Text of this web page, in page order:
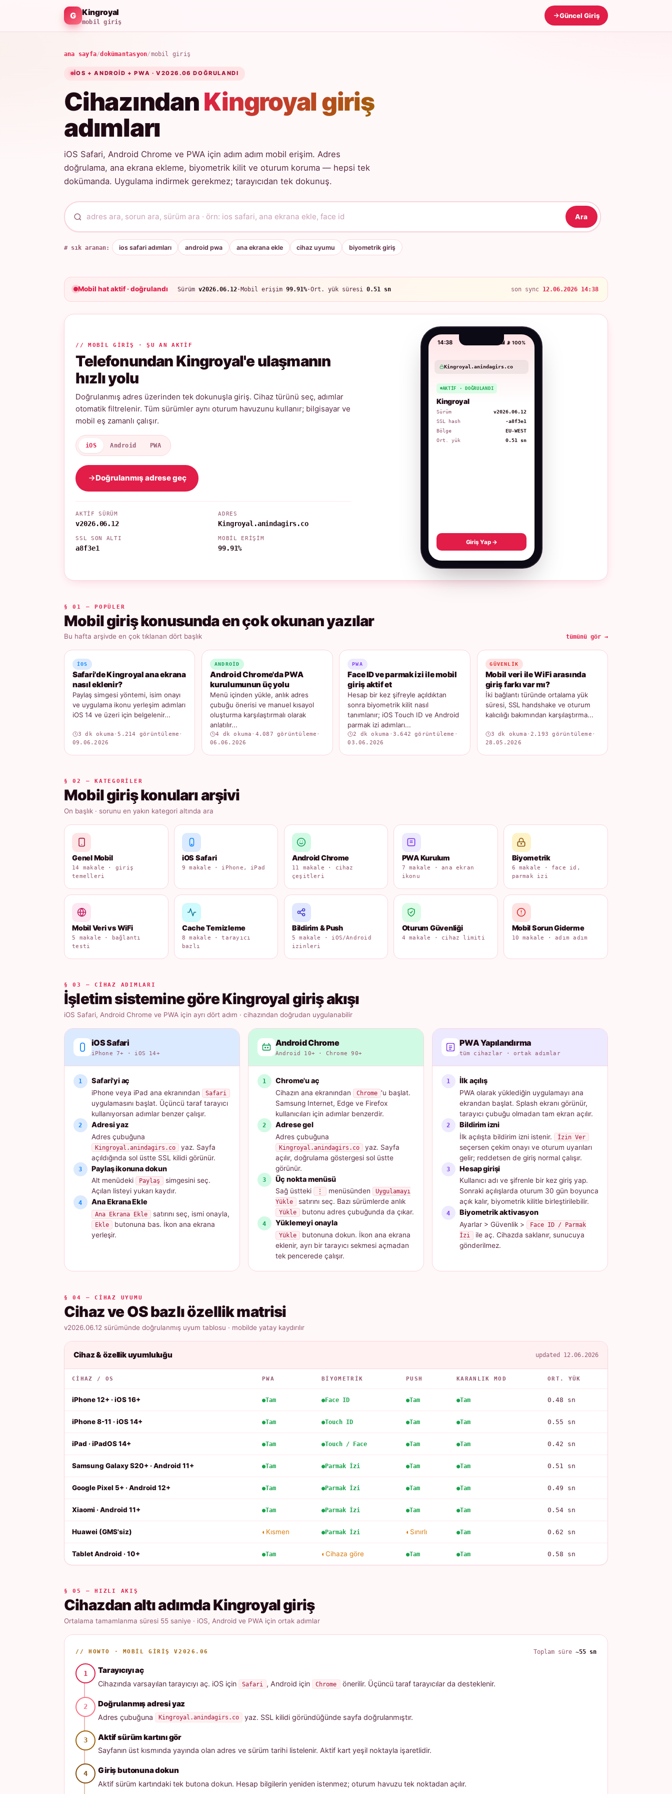
Kingroyal
mobil giriş
Güncel Giriş
ana sayfa/dokümantasyon/mobil giriş
IOS + ANDROID + PWA · V2026.06 DOĞRULANDI
CihazındanKingroyal giriş
adımları
iOS Safari, Android Chrome ve PWA için adım adım mobil erişim. Adres
doğrulama, ana ekrana ekleme, biyometrik kilit ve oturum koruma — hepsi tek
dokümanda. Uygulama indirmek gerekmez; tarayıcıdan tek dokunuş.
Ara
# sık aranan: ios safari adımları android pwa ana ekrana ekle cihaz uyumu biyometrik giriş
Mobil hat aktif · doğrulandı Sürüm v2026.06.12·Mobil erişim 99.91%·Ort. yük süresi 0.51 sn son sync 12.06.2026 14:38
// MOBIL GIRIŞ · ŞU AN AKTIF
Telefonundan Kingroyal'e ulaşmanın
hızlı yolu
Doğrulanmış adres üzerinden tek dokunuşla giriş. Cihaz türünü seç, adımlar
otomatik filtrelenir. Tüm sürümler aynı oturum havuzunu kullanır; bilgisayar ve
mobil eş zamanlı çalışır.
iOS Android PWA
Doğrulanmış adrese geç
AKTIF SÜRÜM
v2026.06.12
ADRES
Kingroyal.anindagirs.co
SSL SON ALTI
a8f3e1
MOBIL ERIŞIM
99.91%
14:38 📶 📡 100%
Kingroyal.anindagirs.co
AKTIF · DOĞRULANDI
Kingroyal
Sürüm
v2026.06.12
SSL hash
·a8f3e1
Bölge
EU-WEST
Ort. yük
0.51 sn
Giriş Yap →
§ 01 — POPÜLER
Mobil giriş konusunda en çok okunan yazılar
Bu hafta arşivde en çok tıklanan dört başlık tümünü gör →
IOS
Safari'de Kingroyal ana ekrana
nasıl eklenir?
Paylaş simgesi yöntemi, isim onayı
ve uygulama ikonu yerleşim adımları
iOS 14 ve üzeri için belgelenir...
3 dk okuma ·5.214 görüntüleme ·
09.06.2026
ANDROID
Android Chrome'da PWA
kurulumunun üç yolu
Menü içinden yükle, anlık adres
çubuğu önerisi ve manuel kısayol
oluşturma karşılaştırmalı olarak
anlatılır...
4 dk okuma · 4.087 görüntüleme ·
06.06.2026
PWA
Face ID ve parmak izi ile mobil
giriş aktif et
Hesap bir kez şifreyle açıldıktan
sonra biyometrik kilit nasıl
tanımlanır; iOS Touch ID ve Android
parmak izi adımları...
2 dk okuma · 3.642 görüntüleme ·
03.06.2026
GÜVENLIK
Mobil veri ile WiFi arasında
giriş farkı var mı?
İki bağlantı türünde ortalama yük
süresi, SSL handshake ve oturum
kalıcılığı bakımından karşılaştırma...
3 dk okuma ·2.193 görüntüleme ·
28.05.2026
§ 02 — KATEGORILER
Mobil giriş konuları arşivi
On başlık · sorunu en yakın kategori altında ara
Genel Mobil
14 makale · giriş
temelleri
iOS Safari
9 makale · iPhone, iPad
Android Chrome
11 makale · cihaz
çeşitleri
PWA Kurulum
7 makale · ana ekran
ikonu
Biyometrik
6 makale · face id,
parmak izi
Mobil Veri vs WiFi
5 makale · bağlantı
testi
Cache Temizleme
8 makale · tarayıcı
bazlı
Bildirim & Push
5 makale · iOS/Android
izinleri
Oturum Güvenliği
4 makale · cihaz limiti
Mobil Sorun Giderme
10 makale · adım adım
§ 03 — CIHAZ ADIMLARI
İşletim sistemine göre Kingroyal giriş akışı
iOS Safari, Android Chrome ve PWA için ayrı dört adım · cihazından doğrudan uygulanabilir
iOS Safari
iPhone 7+ · iOS 14+
Safari'yi aç
iPhone veya iPad ana ekranından Safari
uygulamasını başlat. Üçüncü taraf tarayıcı
kullanıyorsan adımlar benzer çalışır.
Adresi yaz
Adres çubuğuna
Kingroyal.anindagirs.co yaz. Sayfa
açıldığında sol üstte SSL kilidi görünür.
Paylaş ikonuna dokun
Alt menüdeki Paylaş
simgesini seç.
Açılan listeyi yukarı kaydır.
Ana Ekrana Ekle
Ana Ekrana Ekle satırını seç, ismi onayla,
Ekle
butonuna bas. İkon ana ekrana
yerleşir.
Android Chrome
Android 10+ · Chrome 90+
Chrome'u aç
Cihazın ana ekranından Chrome 'u başlat.
Samsung Internet, Edge ve Firefox
kullanıcıları için adımlar benzerdir.
Adrese gel
Adres çubuğuna
Kingroyal.anindagirs.co yaz. Sayfa
açılır, doğrulama göstergesi sol üstte
görünür.
Üç nokta menüsü
Sağ üstteki ⋮ menüsünden
Uygulamayı
Yükle
satırını seç. Bazı sürümlerde anlık
Yükle butonu adres çubuğunda da çıkar.
Yüklemeyi onayla
Yükle
butonuna dokun. İkon ana ekrana
eklenir, ayrı bir tarayıcı sekmesi açmadan
tek pencerede çalışır.
PWA Yapılandırma
tüm cihazlar · ortak adımlar
İlk açılış
PWA olarak yüklediğin uygulamayı ana
ekrandan başlat. Splash ekranı görünür,
tarayıcı çubuğu olmadan tam ekran açılır.
Bildirim izni
İlk açılışta bildirim izni istenir. İzin Ver
seçersen çekim onayı ve oturum uyarıları
gelir; reddetsen de giriş normal çalışır.
Hesap girişi
Kullanıcı adı ve şifrenle bir kez giriş yap.
Sonraki açılışlarda oturum 30 gün boyunca
açık kalır, biyometrik kilitle birleştirilebilir.
Biyometrik aktivasyon
Ayarlar > Güvenlik >
Face ID / Parmak
İzi
ile aç. Cihazda saklanır, sunucuya
gönderilmez.
§ 04 — CIHAZ UYUMU
Cihaz ve OS bazlı özellik matrisi
v2026.06.12 sürümünde doğrulanmış uyum tablosu · mobilde yatay kaydırılır
Cihaz & özellik uyumluluğu updated 12.06.2026
CIHAZ / OS PWA BIYOMETRIK PUSH KARANLIK MOD ORT. YÜK
iPhone 12+ · iOS 16+ Tam Face ID Tam Tam 0.48 sn
iPhone 8-11 · iOS 14+ Tam Touch ID Tam Tam 0.55 sn
iPad · iPadOS 14+ Tam Touch / Face Tam Tam 0.42 sn
Samsung Galaxy S20+ · Android 11+ Tam Parmak İzi Tam Tam 0.51 sn
Google Pixel 5+ · Android 12+ Tam Parmak İzi Tam Tam 0.49 sn
Xiaomi · Android 11+ Tam Parmak İzi Tam Tam 0.54 sn
Huawei (GMS'siz) Kısmen Parmak İzi Sınırlı Tam 0.62 sn
Tablet Android · 10+ Tam Cihaza göre Tam Tam 0.58 sn
§ 05 — HIZLI AKIŞ
Cihazdan altı adımda Kingroyal giriş
Ortalama tamamlanma süresi 55 saniye · iOS, Android ve PWA için ortak adımlar
// HOWTO · MOBIL GIRIŞ V2026.06 Toplam süre ~55 sn
Tarayıcıyı aç
Cihazında varsayılan tarayıcıyı aç. iOS için Safari , Android için Chrome önerilir. Üçüncü taraf tarayıcılar da desteklenir.
Doğrulanmış adresi yaz
Adres çubuğuna Kingroyal.anindagirs.co yaz. SSL kilidi göründüğünde sayfa doğrulanmıştır.
Aktif sürüm kartını gör
Sayfanın üst kısmında yayında olan adres ve sürüm tarihi listelenir. Aktif kart yeşil noktayla işaretlidir.
Giriş butonuna dokun
Aktif sürüm kartındaki tek butona dokun. Hesap bilgilerin yeniden istenmez; oturum havuzu tek noktadan açılır.